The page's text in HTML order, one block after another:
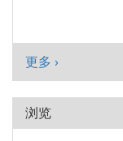
更多 ›
浏览